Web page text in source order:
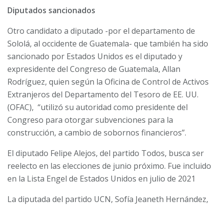
Diputados sancionados
Otro candidato a diputado -por el departamento de
Sololá, al occidente de Guatemala- que también ha sido
sancionado por Estados Unidos es el diputado y
expresidente del Congreso de Guatemala, Allan
Rodríguez, quien según la Oficina de Control de Activos
Extranjeros del Departamento del Tesoro de EE. UU.
(OFAC), “utilizó su autoridad como presidente del
Congreso para otorgar subvenciones para la
construcción, a cambio de sobornos financieros”.
El diputado Felipe Alejos, del partido Todos, busca ser
reelecto en las elecciones de junio próximo. Fue incluido
en la Lista Engel de Estados Unidos en julio de 2021
La diputada del partido UCN, Sofía Jeaneth Hernández,